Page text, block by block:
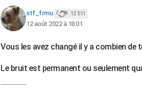
stf_frmu 12 511
12 août 2022 à 18:01
Vous les avez changé il y a combien
Le bruit est permanent ou seulement